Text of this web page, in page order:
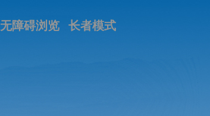
长者模式
无障碍浏览